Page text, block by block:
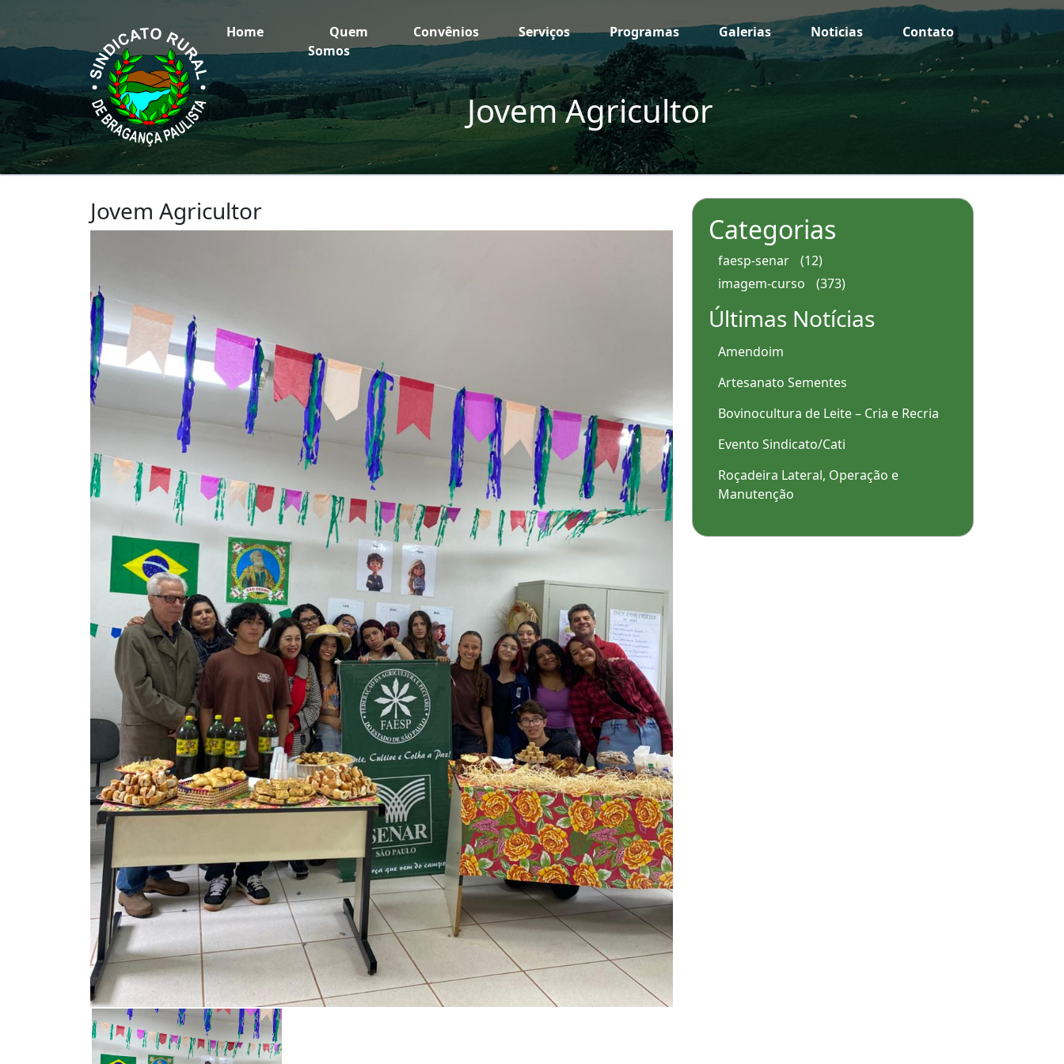
Home
Quem
Somos
Convênios Serviços Programas Galerias Noticias Contato
Jovem Agricultor
Jovem Agricultor
Categorias
faesp-senar
(12)
imagem-curso
(373)
Últimas Notícias
Amendoim
Artesanato Sementes
Bovinocultura de Leite – Cria e Recria
Evento Sindicato/Cati
Roçadeira Lateral, Operação e
Manutenção